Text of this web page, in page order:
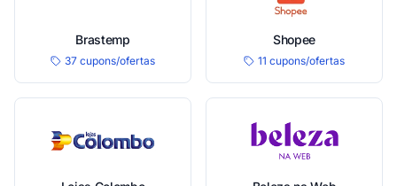
Brastemp
37 cupons/ofertas
Shopee
11 cupons/ofertas